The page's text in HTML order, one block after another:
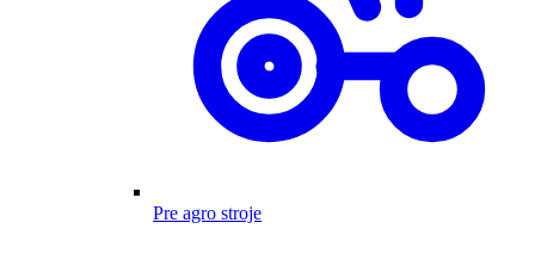
Pre agro stroje